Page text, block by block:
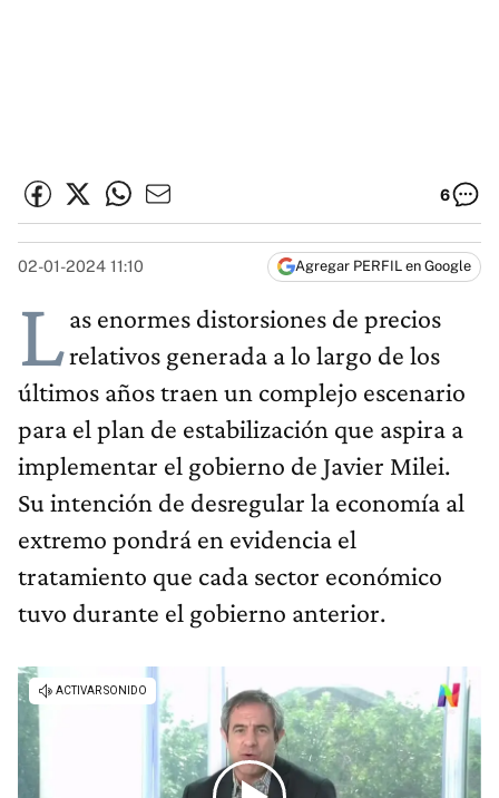
6
02-01-2024 11:10 Agregar PERFIL en Google
Las enormes distorsiones de precios
relativos generada a lo largo de los
últimos años traen un complejo escenario
para el plan de estabilización que aspira a
implementar el gobierno de Javier Milei.
Su intención de desregular la economía al
extremo pondrá en evidencia el
tratamiento que cada sector económico
tuvo durante el gobierno anterior.